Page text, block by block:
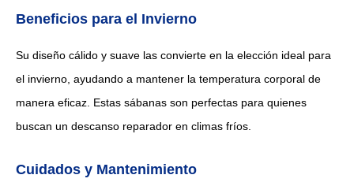
Beneficios para el Invierno
Su diseño cálido y suave las convierte en la elección ideal para
el invierno, ayudando a mantener la temperatura corporal de
manera eficaz. Estas sábanas son perfectas para quienes
buscan un descanso reparador en climas fríos.
Cuidados y Mantenimiento